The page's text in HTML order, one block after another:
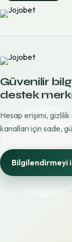
Güvenilir
destek
Hesap erişimi,
kanalları için sade,
Bilgilendirmeyi